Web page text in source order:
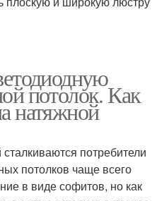
потолок. Как
натяжной
потребители
потолков чаще всего
в виде софитов, но как